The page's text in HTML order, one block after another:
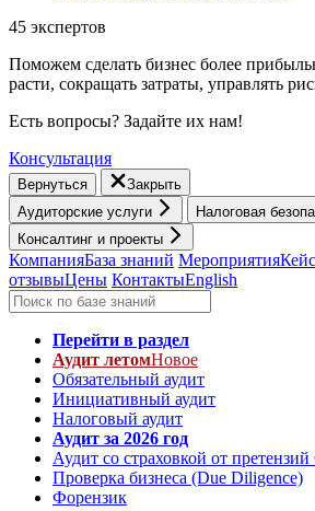
45 экспертов
Поможем сделать бизнес более
расти, cокращать затраты, управлять
Есть вопросы? Задайте их нам!
Консультация
Вернуться
Закрыть
Аудиторские услуги
Налоговая
Консалтинг и проекты
КомпанияБаза знаний Мероприятия
отзывыЦены КонтактыEnglish
Перейти в раздел
Аудит летомНовое
Обязательный аудит
Инициативный аудит
Налоговый аудит
Аудит за 2026 год
Аудит со страховкой от
Проверка бизнеса (Due Diligence)
Форензик